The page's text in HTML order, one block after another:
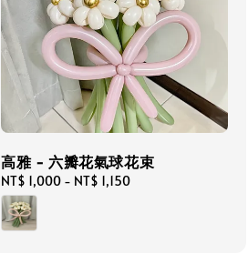
高雅 - 六瓣花氣球花束
Regular
price
NT$ 1,000 - NT$ 1,150